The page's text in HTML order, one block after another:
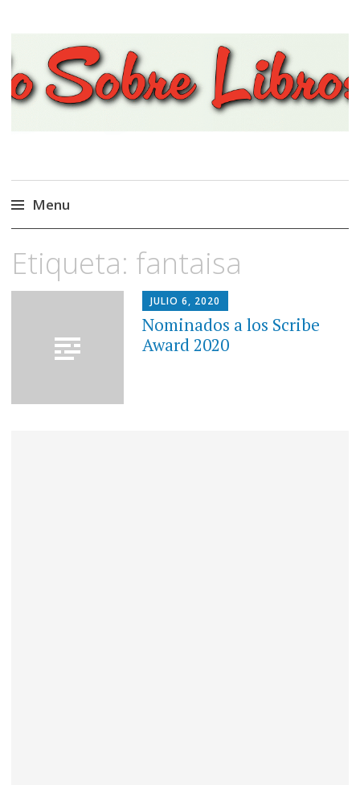
Viajando Sobre Libros
Menu
al
contenido
Etiqueta: fantaisa
JULIO 6, 2020
Nominados a los Scribe
Award 2020